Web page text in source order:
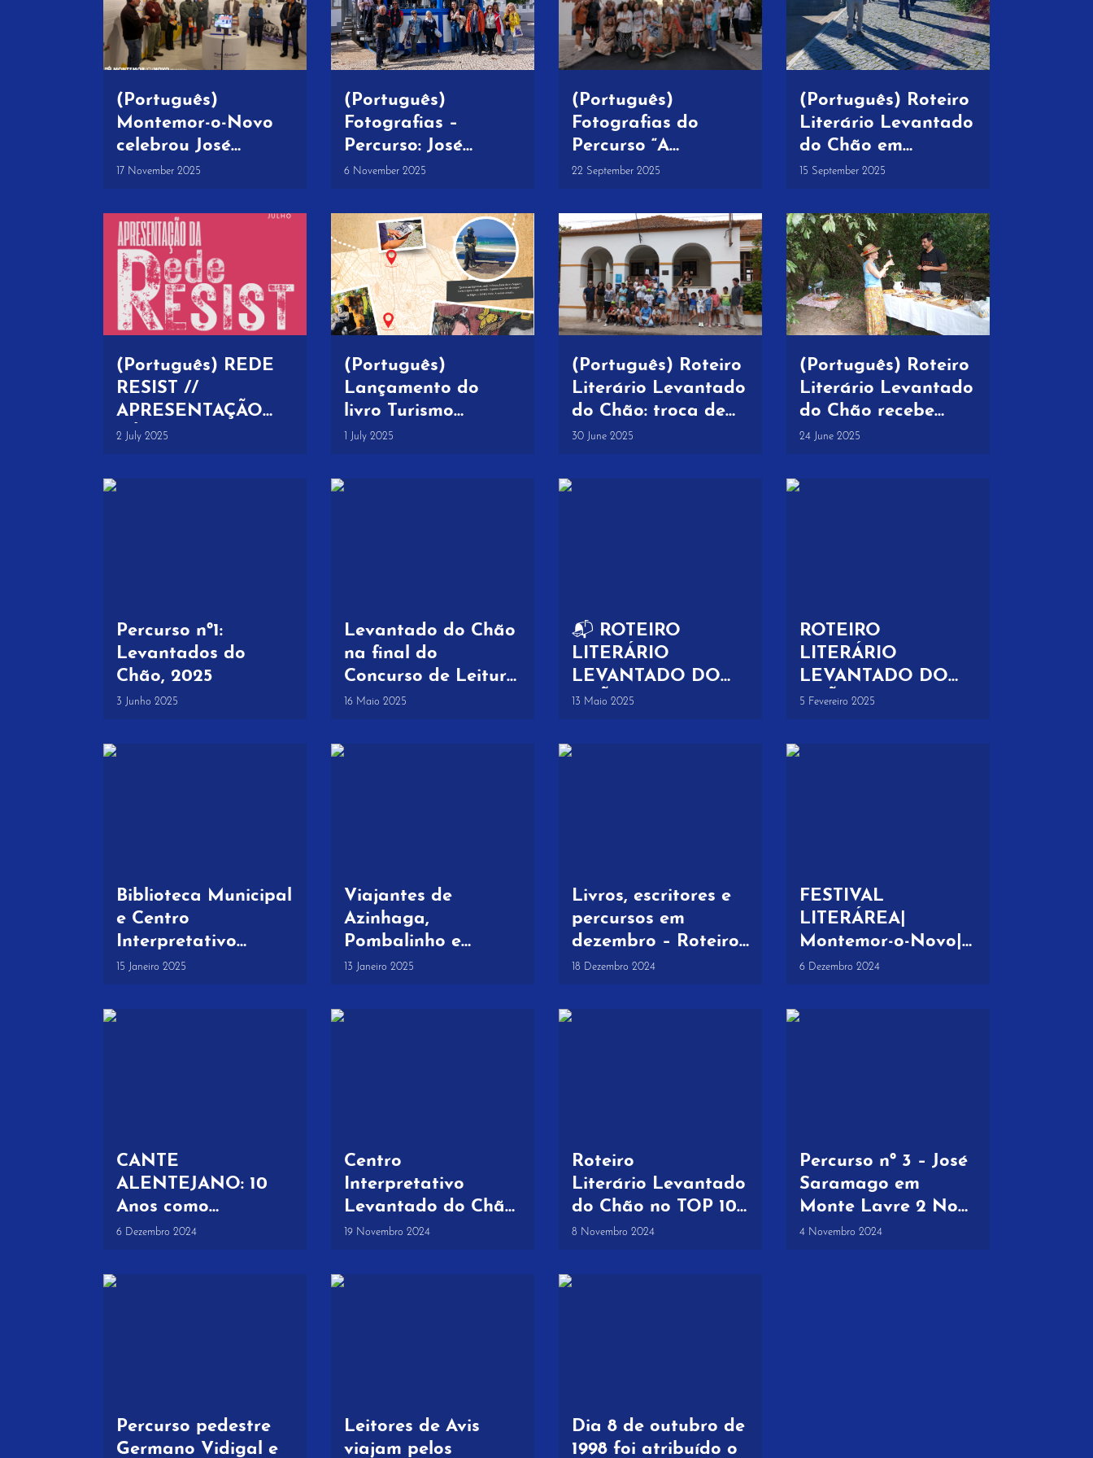
(Português)
Montemor-o-Novo
celebrou José
Saramago e 1.º
Centro
Interpretativo
Levantado do Chão
17 November 2025
(Português)
Fotografias –
Percurso: José
Saramago em
outubro 2025
6 November 2025
(Português)
Fotografias do
Percurso “A
Resistência”, 20
22 September 2025
(Português) Roteiro
Literário Levantado
do Chão em
destaque no Fugas
jornal Publituris
15 September 2025
(Português) REDE
RESIST //
APRESENTAÇÃO
PÚBLICA 9 DE
2 July 2025
(Português)
Lançamento do
livro Turismo
Literário
1 July 2025
(Português) Roteiro
Literário Levantado
do Chão: troca de
cartas leva alunos
30 June 2025
(Português) Roteiro
Literário Levantado
do Chão recebe
Press Trip “Livros e
24 June 2025
Percurso nº1:
Levantados do
Chão, 2025
3 Junho 2025
Levantado do Chão
na final do
Concurso de Leitura
“Leituras na
16 Maio 2025
📬 ROTEIRO
LITERÁRIO
LEVANTADO DO
CHÃO | EB DE
13 Maio 2025
ROTEIRO
LITERÁRIO
LEVANTADO DO
CHÃO | PACK 3
5 Fevereiro 2025
Biblioteca Municipal
e Centro
Interpretativo
Levantado do Chão
15 Janeiro 2025
Viajantes de
Azinhaga,
Pombalinho e
Golegã percorrem
13 Janeiro 2025
Livros, escritores e
percursos em
dezembro – Roteiro
Literário Levantado
18 Dezembro 2024
FESTIVAL
LITERÁREA|
Montemor-o-Novo|
13 a 15 de dezembro
6 Dezembro 2024
CANTE
ALENTEJANO: 10
Anos como
Património Cultural
6 Dezembro 2024
Centro
Interpretativo
Levantado do Chão
inaugurado nos 102
19 Novembro 2024
Roteiro
Literário Levantado
do Chão no TOP 10
do Prémio Nacional
8 Novembro 2024
Percurso nº 3 – José
Saramago em
Monte Lavre 2 Nov
2024
4 Novembro 2024
Percurso pedestre
Germano Vidigal e
Leitores de Avis
viajam pelos
Dia 8 de outubro de
1998 foi atribuído o